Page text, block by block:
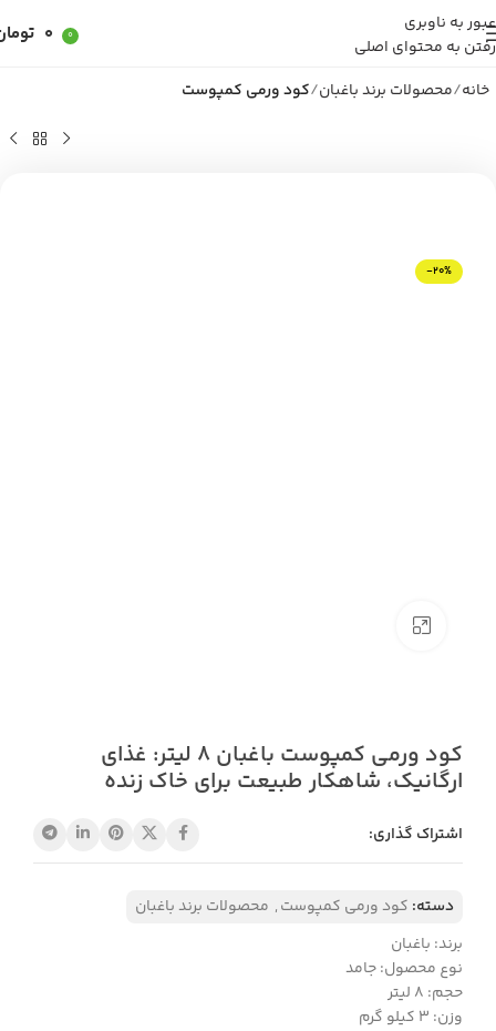
عبور به ناوبری
رفتن به محتوای اصلی
0
0
خانه محصولات برند باغبان کود ورمی کمپوست
-20%
کود ورمی کمپوست باغبان 8 لیتر: غذای
ارگانیک، شاهکار طبیعت برای خاک زنده
اشتراک گذاری:
دسته: کود ورمی کمپوست, محصولات برند باغبان
برند: باغبان
نوع محصول: جامد
حجم: ۸ لیتر
وزن: ۳ کیلو گرم